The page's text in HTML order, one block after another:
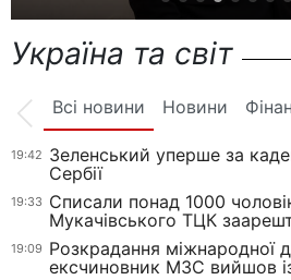
Україна та світ
Всі новини Новини
19:42 Зеленський уперше за
Сербії
19:33 Списали понад 1000
Мукачівського ТЦК
19:09 Розкрадання міжнародної
ексчиновник МЗС вийшов